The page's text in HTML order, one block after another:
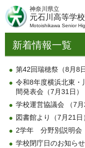
神奈川県立
元石川高等学校
Motoishikawa Senior
新着情報一覧
第42回瑞穂祭（8月8日
令和8年度横浜北東
間発表会（7月31日）
学校運営協議会 （7月
図書館より（7月21日
2学年 分野別説明会
学校閉庁日のお知らせ